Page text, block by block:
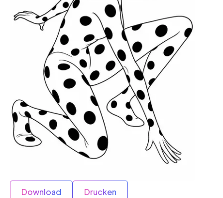
Download Drucken